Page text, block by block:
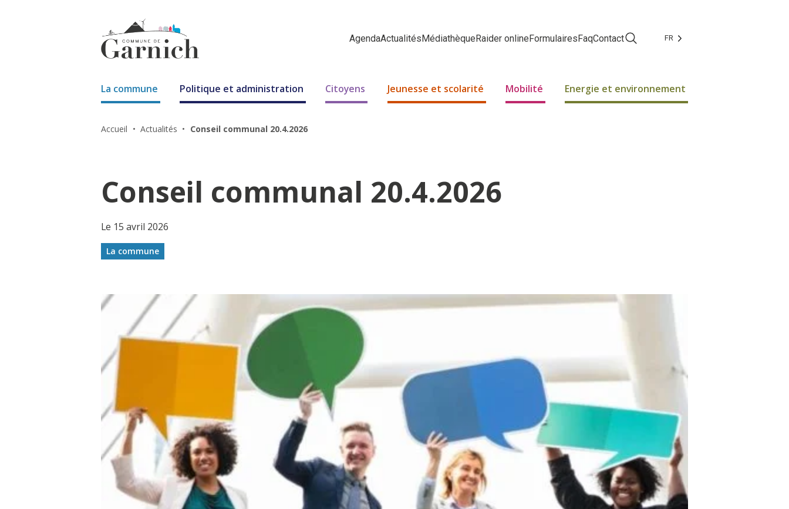
AgendaActualitésMédiathèqueRaider onlineFormulairesFaqContact Facebook
Instagram
FR
La commune Politique et administration Citoyens Jeunesse et scolarité Mobilité Energie et environnement
Accueil Actualités Conseil communal 20.4.2026
Conseil communal 20.4.2026
Le 15 avril 2026
La commune